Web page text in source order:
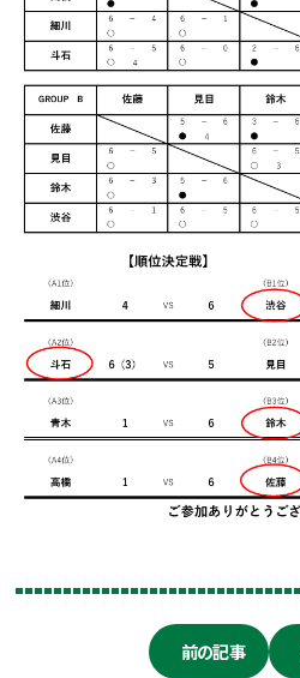
前の記事